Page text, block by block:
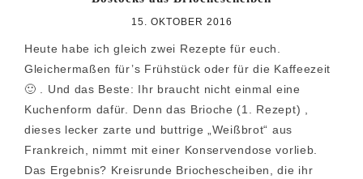
15. OKTOBER 2016
Heute habe ich gleich zwei Rezepte für euch.
Gleichermaßen für’s Frühstück oder für die Kaffeezeit
🙂 . Und das Beste: Ihr braucht nicht einmal eine
Kuchenform dafür. Denn das Brioche (1. Rezept) ,
dieses lecker zarte und buttrige „Weißbrot“ aus
Frankreich, nimmt mit einer Konservendose vorlieb.
Das Ergebnis? Kreisrunde Briochescheiben, die ihr